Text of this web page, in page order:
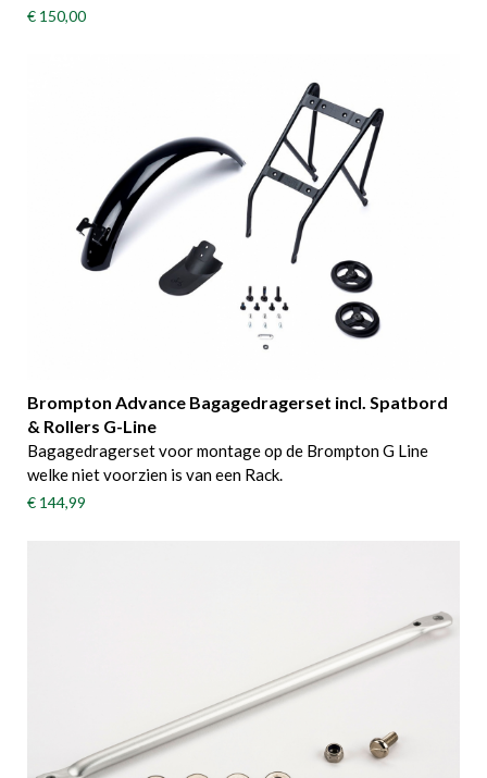
€ 150,00
Brompton Advance Bagagedragerset incl. Spatbord
& Rollers G-Line
Bagagedragerset voor montage op de Brompton G Line
welke niet voorzien is van een Rack.
€ 144,99